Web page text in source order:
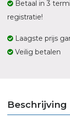
Betaal in 3
registratie!
Laagste prijs
Veilig betalen
Beschrijving